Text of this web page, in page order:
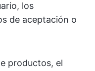
los
de aceptación o
productos, el